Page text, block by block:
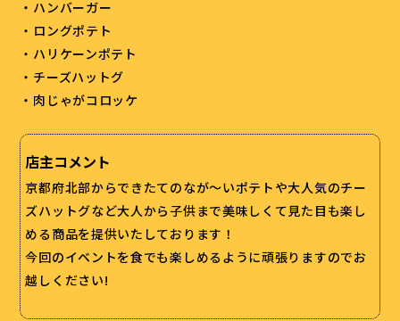
・ハンバーガー
・ロングポテト
・ハリケーンポテト
・チーズハットグ
・肉じゃがコロッケ
店主コメント
京都府北部からできたてのなが～いポテトや大人気のチー
ズハットグなど大人から子供まで美味しくて見た目も楽し
める商品を提供いたしております！
今回のイベントを食でも楽しめるように頑張りますのでお
越しください!